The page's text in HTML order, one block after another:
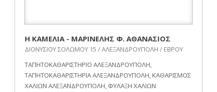
Η ΚΑΜΕΛΙΑ - ΜΑΡΙΝΕΛΗΣ Φ. ΑΘΑΝΑΣΙΟΣ
ΔΙΟΝΥΣΙΟΥ ΣΟΛΩΜΟΥ 15 / ΑΛΕΞΑΝΔΡΟΥΠΟΛΗ / ΕΒΡΟΥ
ΤΑΠΗΤΟΚΑΘΑΡΙΣΤΗΡΙΟ ΑΛΕΞΑΝΔΡΟΥΠΟΛΗ,
ΤΑΠΗΤΟΚΑΘΑΡΙΣΤΗΡΙΑ ΑΛΕΞΑΝΔΡΟΥΠΟΛΗ, ΚΑΘΑΡΙΣΜΟΣ
ΧΑΛΙΩΝ ΑΛΕΞΑΝΔΡΟΥΠΟΛΗ, ΦΥΛΑΞΗ ΧΑΛΙΩΝ